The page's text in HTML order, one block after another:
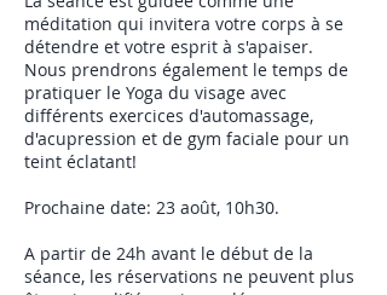
méditation qui invitera votre corps à se
détendre et votre esprit à s'apaiser.
Nous prendrons également le temps de
pratiquer le Yoga du visage avec
différents exercices d'automassage,
d'acupression et de gym faciale pour un
teint éclatant!
Prochaine date: 23 août, 10h30.
A partir de 24h avant le début de la
séance, les réservations ne peuvent plus